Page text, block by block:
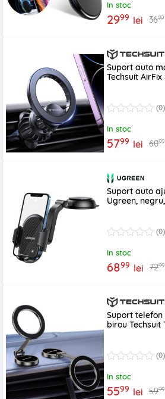
In stoc
2999 lei 3699
Suport auto
Techsuit AirFix
(0)
In stoc
5799 lei 6099
Suport auto
Ugreen,
(0)
In stoc
6899 lei 7299
Suport
birou Techsuit
(0)
In stoc
5599 lei 5999